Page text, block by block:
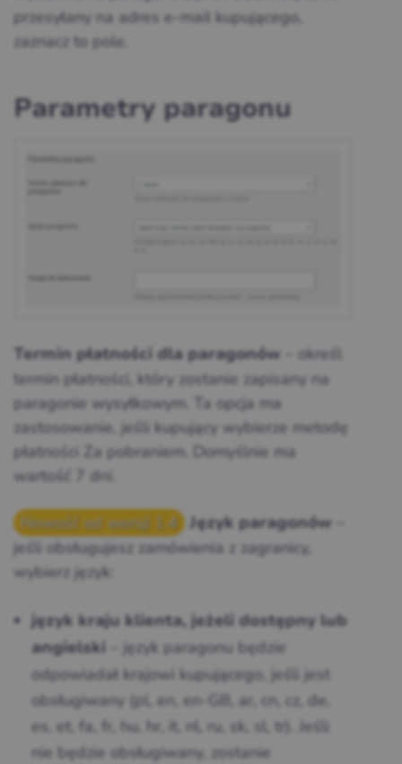
przesyłany na adres e-mail kupującego,
zaznacz to pole.
Parametry paragonu
Termin płatności dla paragonów
– określ
termin płatności, który zostanie zapisany na
paragonie wysyłkowym. Ta opcja ma
zastosowanie, jeśli kupujący wybierze metodę
płatności Za pobraniem. Domyślnie ma
wartość 7 dni.
Nowość od wersji 1.4 Język paragonów
jeśli obsługujesz zamówienia z zagranicy,
wybierz język:
język kraju klienta, jeżeli dostępny lub
angielski
– język paragonu będzie
odpowiadał krajowi kupującego, jeśli jest
obsługiwany (pl, en, en-GB, ar, cn, cz, de,
es, et, fa, fr, hu, hr, it, nl, ru, sk, sl, tr). Jeśli
nie będzie obsługiwany, zostanie